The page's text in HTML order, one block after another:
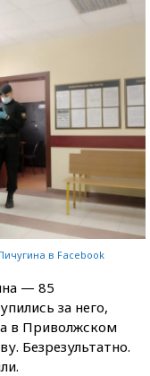
в Facebook
— 85
за него,
в Приволжском
Безрезультатно.